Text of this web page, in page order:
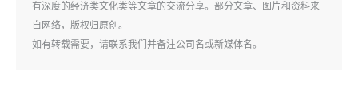
有深度的经济类文化类等文章的交流分享。部分文章、图片和资料来
自网络，版权归原创。
如有转载需要，请联系我们并备注公司名或新媒体名。